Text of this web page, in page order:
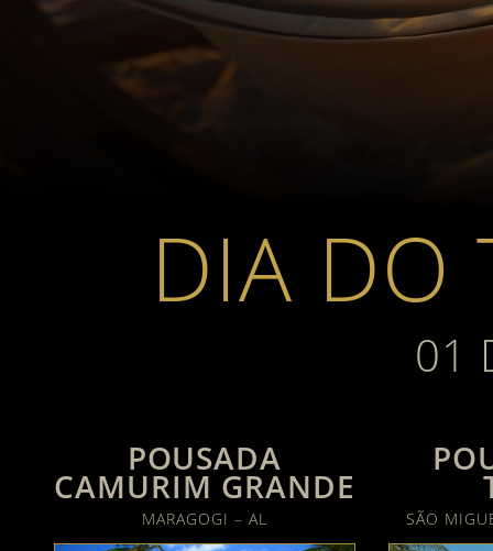
DIA DO
01
POUSADA
CAMURIM GRANDE
MARAGOGI – AL SÃO